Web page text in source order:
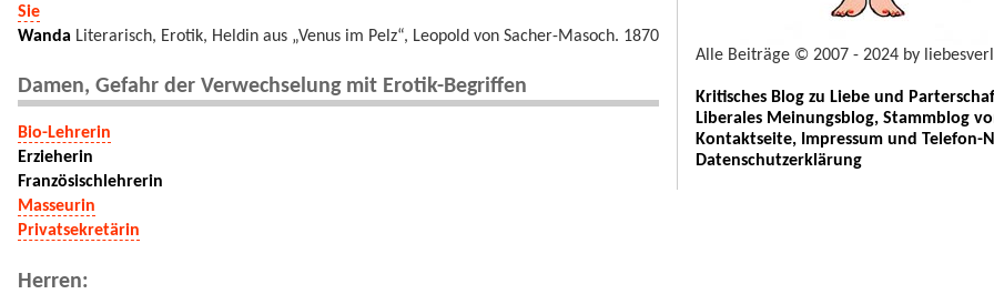
Sie
Wanda Literarisch, Erotik, Heldin aus „Venus im Pelz“, Leopold von Sacher-Masoch. 1870
Damen, Gefahr der Verwechselung mit Erotik-Begriffen
Bio-Lehrerin
Erzieherin
Französischlehrerin
Masseurin
Privatsekretärin
Herren:
Alle Beiträge © 2007 - 2024 by
Kritisches Blog zu Liebe und
Liberales Meinungsblog, Stammblog
Kontaktseite, Impressum und Telefon-
Datenschutzerklärung